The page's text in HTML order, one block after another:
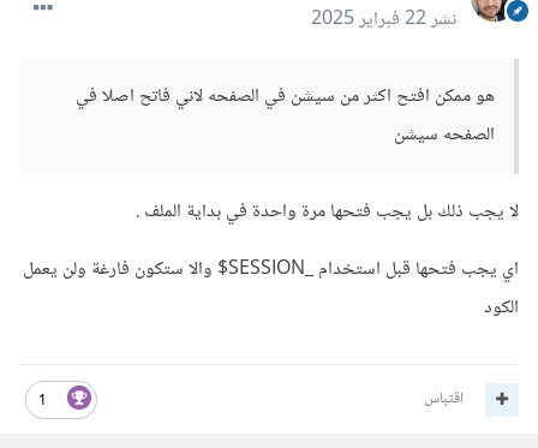
نشر22 فبراير 2025
هو ممكن افتح اكثر من سيشن في الصفحه لاني فاتح اصلا في
الصفحه سيشن
لا يجب ذلك بل يجب فتحها مرة واحدة في بداية الملف .
اي يجب فتحها قبل استخدام _SESSION$ والا ستكون فارغة ولن يعمل
الكود
1 اقتباس